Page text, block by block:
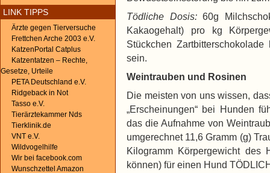
Tödliche Dosis:60g
Kakaogehalt) pro kg
Stückchen
sein.
Weintrauben und Rosinen
Die meisten von uns wissen,
„Erscheinungen“ bei Hunden
das die Aufnahme von
umgerechnet 11,6 Gramm (g)
Kilogramm Körpergewicht des
können) für einen Hund
LINK TIPPS
Ärzte gegen Tierversuche
Frettchen Arche 2003 e.V.
KatzenPortal Catplus
Katzentatzen – Rechte,
Gesetze, Urteile
PETA Deutschland e.V.
Ridgeback in Not
Tasso e.V.
Tierärztekammer Nds
Tierklinik.de
VNT e.V.
Wildvogelhilfe
Wir bei facebook.com
Wunschzettel Amazon